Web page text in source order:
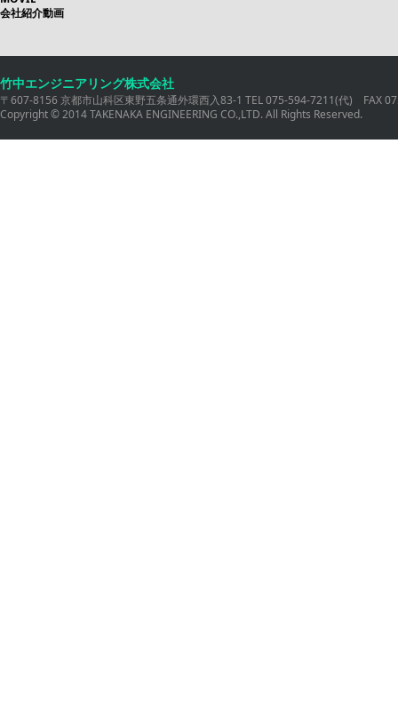
会社紹介動画
竹中エンジニアリング株式会社
〒607-8156 京都市山科区東野五条通外環西入83-1 TEL 075-594-7211(代) FAX
Copyright © 2014 TAKENAKA ENGINEERING CO.,LTD. All Rights Reserved.